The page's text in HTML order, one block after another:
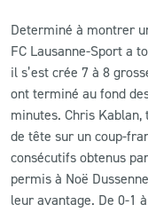
Determiné à montrer
FC Lausanne-Sport a
il s’est crée 7 à 8
ont terminé au fond
minutes. Chris Kablan,
de tête sur un coup-
consécutifs obtenus
permis à Noë
leur avantage. De 0-1